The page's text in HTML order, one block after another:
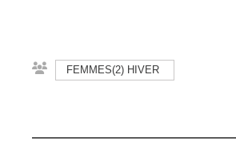
FEMMES(2) HIVER